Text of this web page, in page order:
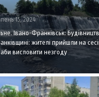
15, 2024
Івано-Франківськ:
жителі прийшли на
висловити незгоду